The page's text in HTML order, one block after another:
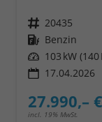
Fahrzeugnr. 20435
Kraftstoff Benzin
Leistung 103 kW (140
17.04.2026
27.990,– €
incl. 19% MwSt.